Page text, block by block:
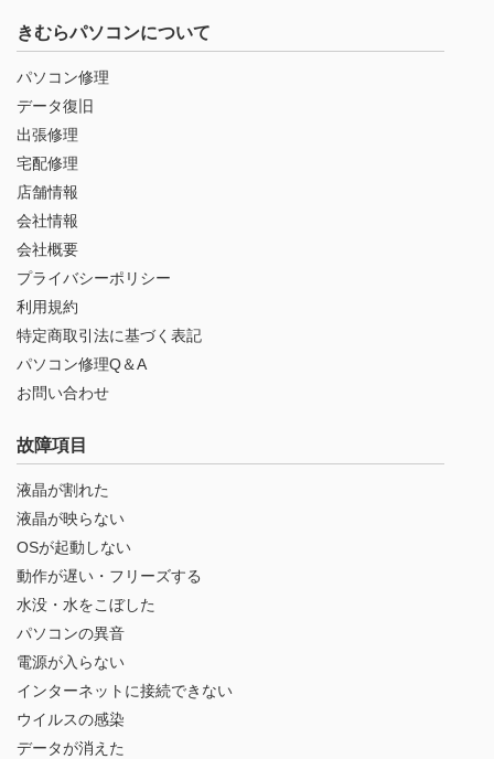
きむらパソコンについて
パソコン修理
データ復旧
出張修理
宅配修理
店舗情報
会社情報
会社概要
プライバシーポリシー
利用規約
特定商取引法に基づく表記
パソコン修理Q＆A
お問い合わせ
故障項目
液晶が割れた
液晶が映らない
OSが起動しない
動作が遅い・フリーズする
水没・水をこぼした
パソコンの異音
電源が入らない
インターネットに接続できない
ウイルスの感染
データが消えた